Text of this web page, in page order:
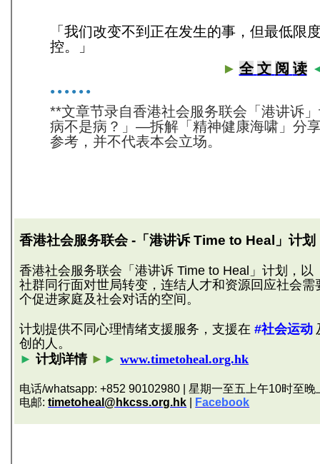
「我们改变不到正在发生的事，但最低限
控。」
► 全 文 阅 读
● ● ● ● ● ●
**文章节录自香港社会服务联会「港讲诉
病不是病？」—拆解「精神健康海啸」分
参考，并不代表本会立场。
香港社会服务联会 -「港讲诉 Time to Heal」计划
香港社会服务联会「港讲诉 Time to Heal」计划，
社群同行面对世局转变，连结人才和资源回应社会
个促进家庭及社会对话的空间。
计划提供不同心理情绪支援服务，支援在#社会运动
创的人。
►计划详情 ► ►www.timetoheal.org.hk
电话/whatsapp: +852 90102980 | 星期一至五上午10时至晚
电邮:timetoheal@hkcss.org.hk Facebook